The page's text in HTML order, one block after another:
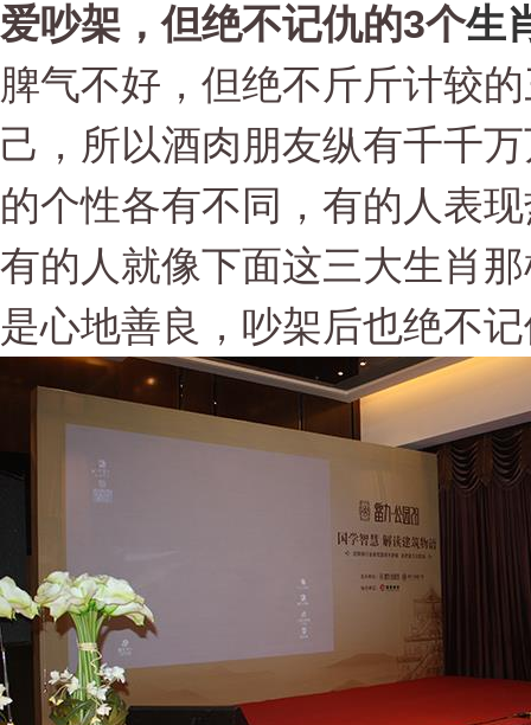
爱吵架，但绝不记仇的3个生
脾气不好，但绝不斤斤计较
己，所以酒肉朋友纵有千千
的个性各有不同，有的人表
有的人就像下面这三大生肖
是心地善良，吵架后也绝不